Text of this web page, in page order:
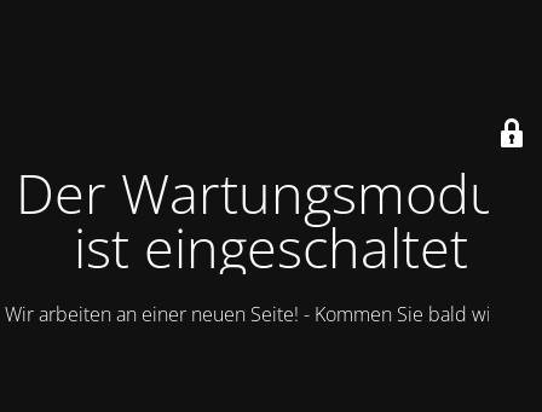
Der Wartungsmodus
ist eingeschaltet
Wir arbeiten an einer neuen Seite! - Kommen Sie bald wieder.